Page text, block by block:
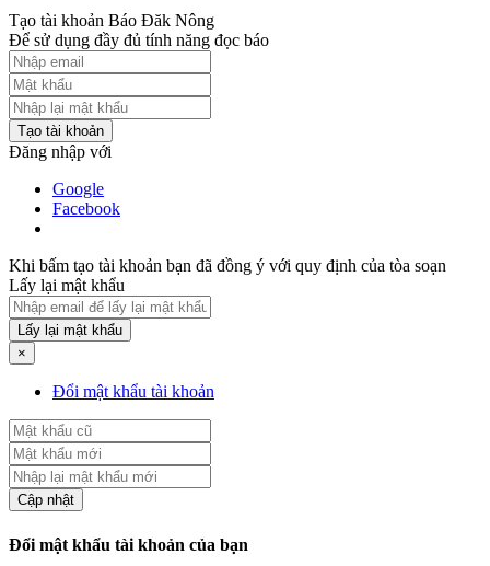
Tạo tài khoản Báo Đăk Nông
Để sử dụng đầy đủ tính năng đọc báo
Tạo tài khoản
Đăng nhập với
Google
Facebook
Khi bấm tạo tài khoản bạn đã đồng ý với quy định của tòa soạn
Lấy lại mật khẩu
Lấy lại mật khẩu
×
Đổi mật khẩu tài khoản
Cập nhật
Đổi mật khẩu tài khoản của bạn